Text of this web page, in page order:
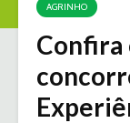
AGRINHO
Confira